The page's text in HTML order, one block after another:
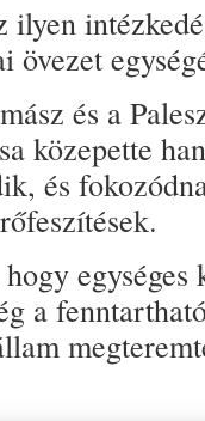
övezet
és a
közepette
és
a